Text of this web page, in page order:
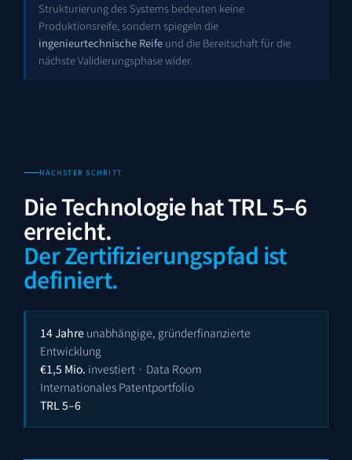
Strukturierung des Systems bedeuten keine
Produktionsreife, sondern spiegeln die
ingenieurtechnische Reife und die Bereitschaft für die
nächste Validierungsphase wider.
NÄCHSTER SCHRITT
Die Technologie hat TRL 5–6
erreicht.
Der Zertifizierungspfad ist
definiert.
14 Jahre unabhängige, gründerfinanzierte
Entwicklung
€1,5 Mio. investiert · Data Room
Internationales Patentportfolio
TRL 5–6